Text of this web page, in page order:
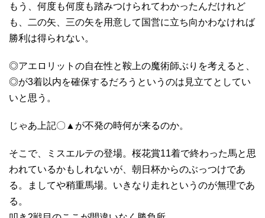
もう、何度も何度も踏みつけられてわかったんだけれど
も、二の矢、三の矢を用意して国営に立ち向かわなければ
勝利は得られない。
◎アエロリットの自在性と鞍上の魔術師ぶりを考えると、
◎が3着以内を確保するだろうというのは見立てとしてい
いと思う。
じゃあ上記〇▲が不発の時何が来るのか。
そこで、ミスエルテの登場。桜花賞11着で終わった馬と思
われているかもしれないが、朝日杯からのぶっつけであ
る。ましてや稍重馬場。いきなり走れというのが無理であ
る。